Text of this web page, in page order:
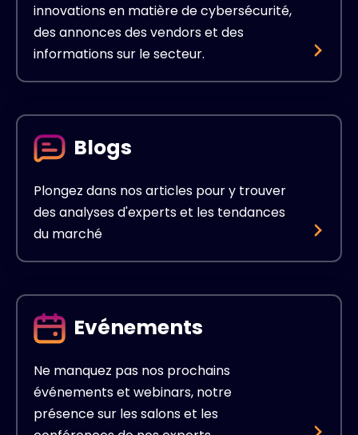
innovations en matière de cybersécurité,
des annonces des vendors et des
informations sur le secteur.
Blogs
Plongez dans nos articles pour y trouver
des analyses d'experts et les tendances
du marché
Evénements
Ne manquez pas nos prochains
événements et webinars, notre
présence sur les salons et les